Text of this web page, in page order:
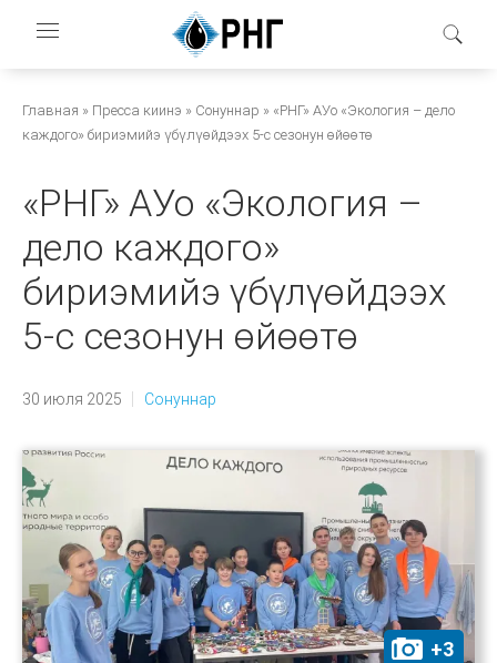
основному
Строка
Главная Пресса киинэ Сонуннар
«РНГ» АУо «Экология – дело
каждого» бириэмийэ үбүлүөйдээх 5-с сезонун өйөөтө
«РНГ» АУо «Экология –
дело каждого»
бириэмийэ үбүлүөйдээх
5-с сезонун өйөөтө
30 июля 2025 Сонуннар
+3